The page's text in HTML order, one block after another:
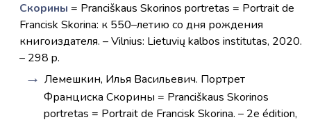
Скорины = Pranciškaus Skorinos portretas = Portrait de
Francisk Skorina: к 550–летию со дня рождения
книгоиздателя. – Vilnius: Lietuvių kalbos institutas, 2020.
– 298 p.
Лемешкин, Илья Васильевич. Портрет
Франциска Скорины = Pranciškaus Skorinos
portretas = Portrait de Francisk Skorina. – 2e édition,